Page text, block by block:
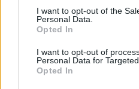
consent section.
I want to opt-out of the
Personal Data.
Opted In
I want to opt-out of
Personal Data for
Opted In
Ricevi le
daGoogle